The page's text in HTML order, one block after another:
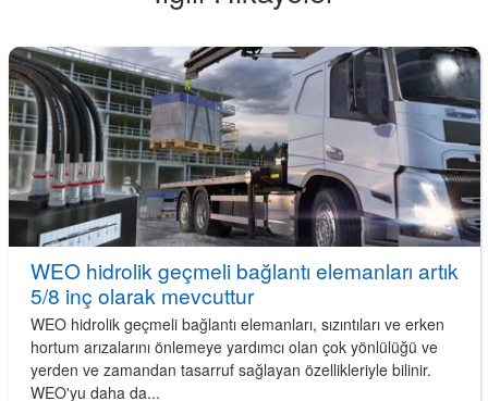
WEO hidrolik geçmeli bağlantı elemanları artık
5/8 inç olarak mevcuttur
WEO hidrolik geçmeli bağlantı elemanları, sızıntıları ve erken
hortum arızalarını önlemeye yardımcı olan çok yönlülüğü ve
yerden ve zamandan tasarruf sağlayan özellikleriyle bilinir.
WEO'yu daha da...